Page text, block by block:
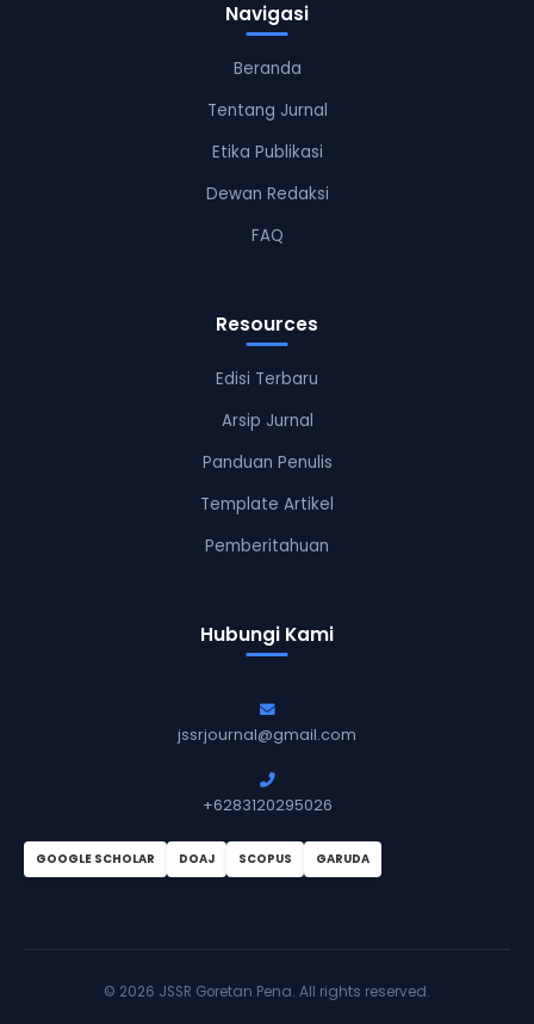
Navigasi
Beranda
Tentang Jurnal
Etika Publikasi
Dewan Redaksi
FAQ
Resources
Edisi Terbaru
Arsip Jurnal
Panduan Penulis
Template Artikel
Pemberitahuan
Hubungi Kami
jssrjournal@gmail.com
+6283120295026
GOOGLE SCHOLAR DOAJ SCOPUS GARUDA
© 2026 JSSR Goretan Pena. All rights reserved.